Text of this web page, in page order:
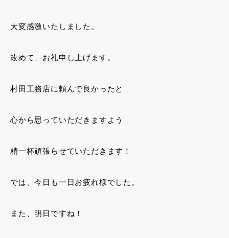
大変感激いたしました。
改めて、お礼申し上げます。
村田工務店に頼んで良かったと
心から思っていただきますよう
精一杯頑張らせていただきます！
では、今日も一日お疲れ様でした。
また、明日ですね！